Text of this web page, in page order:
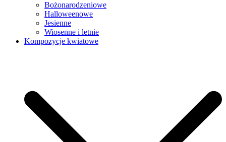
Bożonarodzeniowe
Halloweenowe
Jesienne
Wiosenne i letnie
Kompozycje kwiatowe